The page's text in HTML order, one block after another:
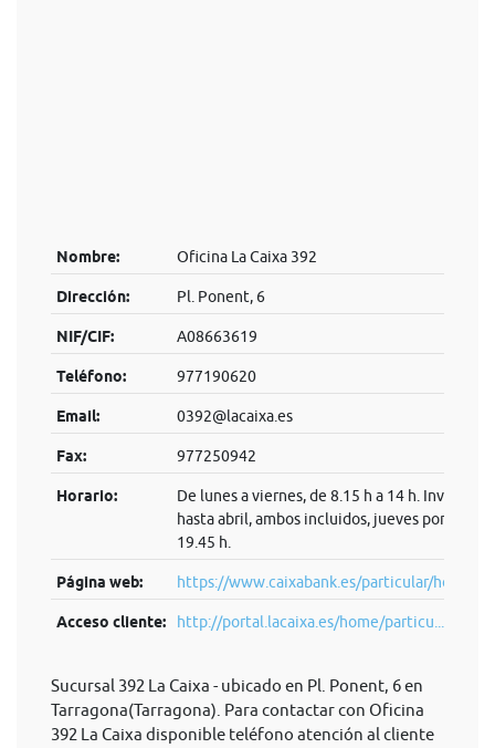
Nombre: Oficina La Caixa 392
Dirección: Pl. Ponent, 6
NIF/CIF: A08663619
Teléfono: 977190620
Email: 0392@lacaixa.es
Fax: 977250942
Horario:
De lunes a viernes, de 8.15 h a 14 h. Invierno:
hasta abril, ambos incluidos, jueves por la
19.45 h.
Página web: https://www.caixabank.es/particular/home/
Acceso cliente: http://portal.lacaixa.es/home/particu...
Sucursal 392 La Caixa - ubicado en Pl. Ponent, 6 en
Tarragona(Tarragona). Para contactar con Oficina
392 La Caixa disponible teléfono atención al cliente